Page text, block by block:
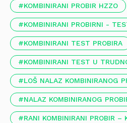
KOMBINIRANI PROBIR HZZO
KOMBINIRANI PROBIRNI -
KOMBINIRANI TEST PROBIRA
KOMBINIRANI TEST U
LOŠ NALAZ KOMBINIRANOG
NALAZ KOMBINIRANOG
RANI KOMBINIRANI PROBIR –